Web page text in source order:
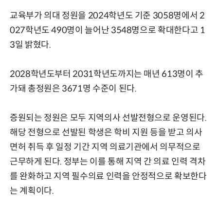
교육부가 의대 정원을 2024학년도 기준 3058명에서 2
027학년도 490명이 늘어난 3548명으로 확대한다고 1
3일 밝혔다.
2028학년도부터 2031학년도까지는 매년 613명이 추
가돼 총정원은 3671명 수준이 된다.
증원되는 정원은 모두 지역의사 선발전형으로 운영된다.
해당 전형으로 선발된 학생은 학비 지원 등을 받고 의사
면허 취득 후 일정 기간 지역 의료기관에서 의무적으로
근무하게 된다. 정부는 이를 통해 지역 간 의료 인력 격차
를 완화하고 지역 필수의료 인력을 안정적으로 확보한다
는 계획이다.